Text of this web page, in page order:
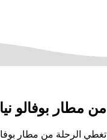
من مطار بوفالو